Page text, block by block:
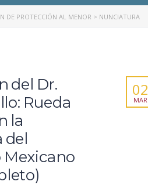
DE PROTECCIÓN AL MENOR > NUNCIATURA
del Dr.
Rueda
la
del
Mexicano
02
MAR